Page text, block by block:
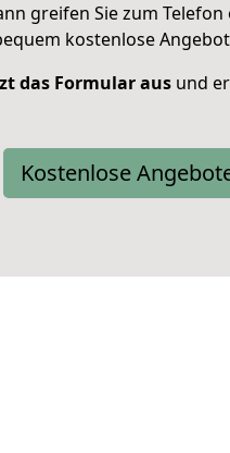
greifen Sie zum
kostenlose
das Formular aus und
Kostenlose